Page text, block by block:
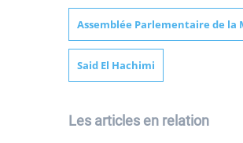
Assemblée Parlementaire de la
Said El Hachimi
Les articles en relation